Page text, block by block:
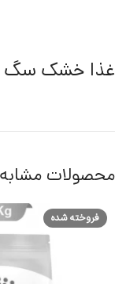
غذا خشک سگ پاپی
محصولات مشابه
فروخته شده